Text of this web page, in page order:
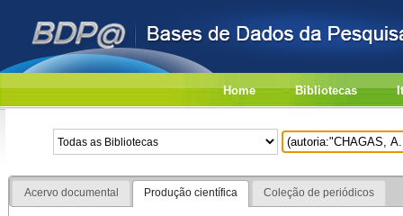
Home Bibliotecas
Acervo documental Produção científica Coleção de periódicos